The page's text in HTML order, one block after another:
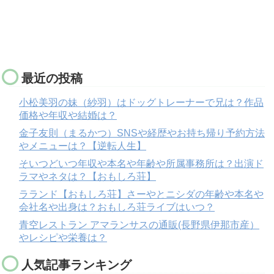
最近の投稿
小松美羽の妹（紗羽）はドッグトレーナーで兄は？作品
価格や年収や結婚は？
金子友則（まるかつ）SNSや経歴やお持ち帰り予約方法
やメニューは？【逆転人生】
そいつどいつ年収や本名や年齢や所属事務所は？出演ド
ラマやネタは？【おもしろ荘】
ラランド【おもしろ荘】さーやとニシダの年齢や本名や
会社名や出身は？おもしろ荘ライブはいつ？
青空レストラン アマランサスの通販(長野県伊那市産）
やレシピや栄養は？
人気記事ランキング